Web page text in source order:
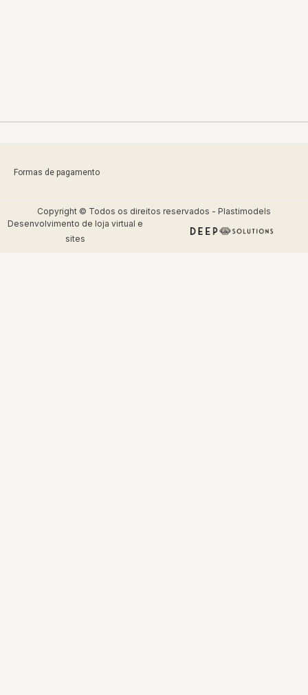
Formas de pagamento
Copyright © Todos os direitos reservados - Plastimodels
Desenvolvimento de loja virtual e
sites